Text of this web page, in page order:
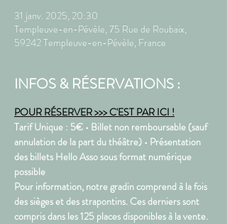
31 janv. 2025, 20:30
Templeuve-en-Pévèle, 75 Rue de Roubaix,
59242 Templeuve-en-Pévèle, France
INFOS & RÉSERVATIONS :
POUR RÉSERVER >>> C'EST PAR ICI !
Tarif Unique : 5€ • Billet non remboursable (sauf
annulation de la part du théâtre) • Présentation
des billets Hello Asso sous format numérique
possible
Pour information, notre gradin comprend à la fois
des sièges et des strapontins. Ces derniers sont
compris dans les 125 places disponibles à la vente.